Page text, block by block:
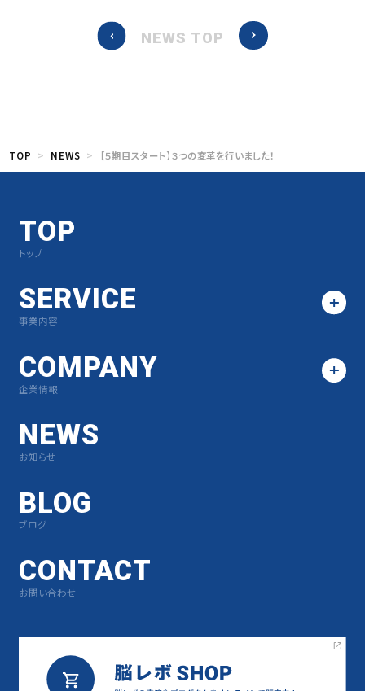
NEWS TOP
TOP NEWS 【５期目スタート】３つの変革を行いました！
TOP
トップ
SERVICE
事業内容
COMPANY
企業情報
NEWS
お知らせ
BLOG
ブログ
CONTACT
お問い合わせ